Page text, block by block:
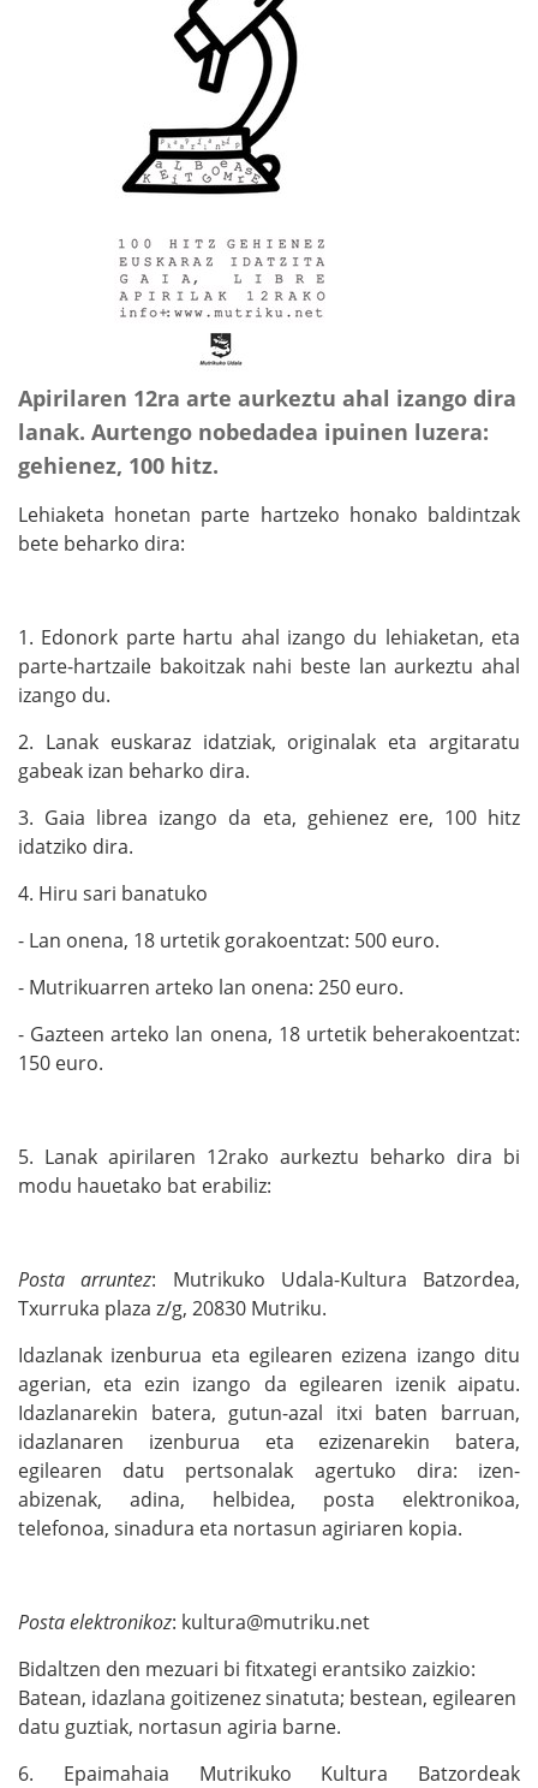
Apirilaren 12ra arte aurkeztu ahal izango dira
lanak. Aurtengo nobedadea ipuinen luzera:
gehienez, 100 hitz.
Lehiaketa honetan parte hartzeko honako baldintzak
bete beharko dira:
1. Edonork parte hartu ahal izango du lehiaketan, eta
parte-hartzaile bakoitzak nahi beste lan aurkeztu ahal
izango du.
2. Lanak euskaraz idatziak, originalak eta argitaratu
gabeak izan beharko dira.
3. Gaia librea izango da eta, gehienez ere, 100 hitz
idatziko dira.
4. Hiru sari banatuko
- Lan onena, 18 urtetik gorakoentzat: 500 euro.
- Mutrikuarren arteko lan onena: 250 euro.
- Gazteen arteko lan onena, 18 urtetik beherakoentzat:
150 euro.
5. Lanak apirilaren 12rako aurkeztu beharko dira bi
modu hauetako bat erabiliz:
Posta arruntez: Mutrikuko Udala-Kultura Batzordea,
Txurruka plaza z/g, 20830 Mutriku.
Idazlanak izenburua eta egilearen ezizena izango ditu
agerian, eta ezin izango da egilearen izenik aipatu.
Idazlanarekin batera, gutun-azal itxi baten barruan,
idazlanaren izenburua eta ezizenarekin batera,
egilearen datu pertsonalak agertuko dira: izen-
abizenak, adina, helbidea, posta elektronikoa,
telefonoa, sinadura eta nortasun agiriaren kopia.
Posta elektronikoz: kultura@mutriku.net
Bidaltzen den mezuari bi fitxategi erantsiko zaizkio:
Batean, idazlana goitizenez sinatuta; bestean, egilearen
datu guztiak, nortasun agiria barne.
6. Epaimahaia Mutrikuko Kultura Batzordeak